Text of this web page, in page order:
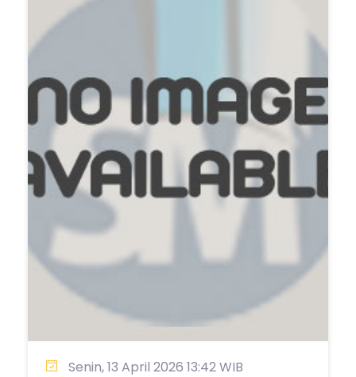
Senin, 13 April 2026 13:42 WIB